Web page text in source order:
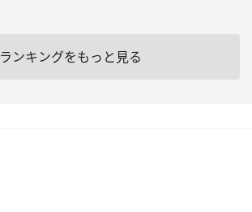
ランキングをもっと見る